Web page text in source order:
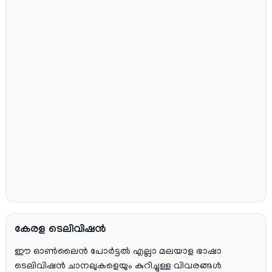
കേരള ടെലിവിഷൻ
ഈ ഓൺലൈൻ പോർട്ടൽ എല്ലാ മലയാള ഭാഷാ
ടെലിവിഷൻ ചാനലുകളെയും കുറിച്ചുള്ള വിവരങ്ങൾ